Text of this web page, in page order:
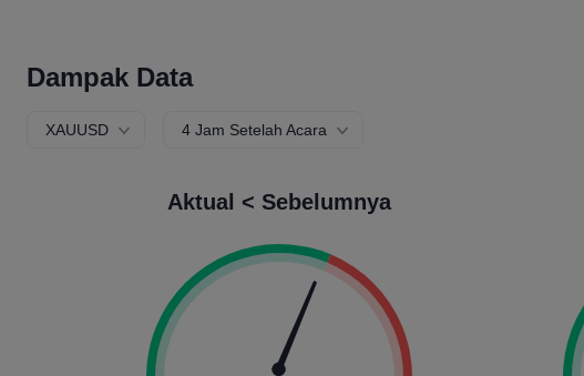
Dampak Data
XAUUSD 4 Jam Setelah Acara
Aktual < Sebelumnya